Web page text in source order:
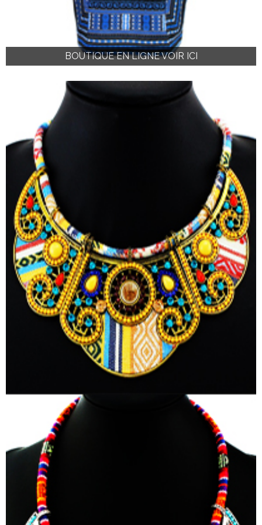
BOUTIQUE EN LIGNE VOIR ICI